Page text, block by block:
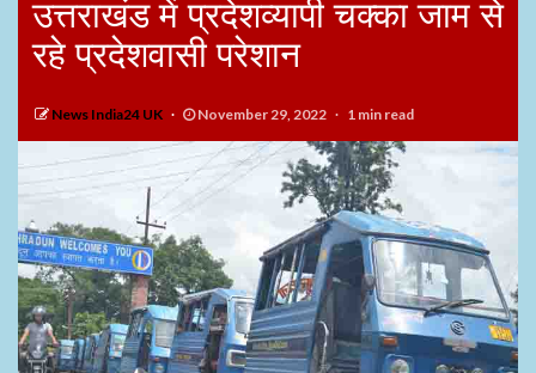
उत्तराखंड में प्रदेशव्यापी चक्का जाम से
रहे प्रदेशवासी परेशान
News India24 UK November 29, 2022 1 min read